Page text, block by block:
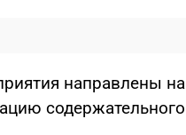
направлены на
содержательного